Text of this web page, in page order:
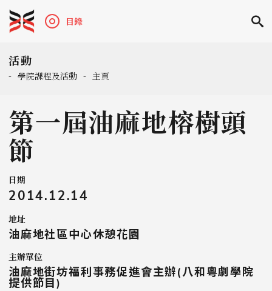
目錄
活動
- 學院課程及活動 - 主頁
第一屆油麻地榕樹頭
節
日期
2014.12.14
地址
油麻地社區中心休憩花園
主辦單位
油麻地街坊福利事務促進會主辦(八和粵劇學院
提供節目)